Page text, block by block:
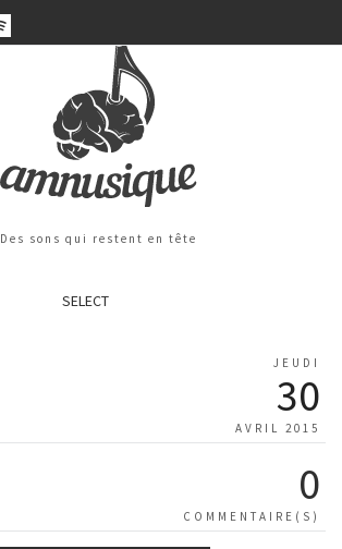
Des sons qui restent en tête
SELECT
JEUDI
30
AVRIL 2015
0
COMMENTAIRE(S)